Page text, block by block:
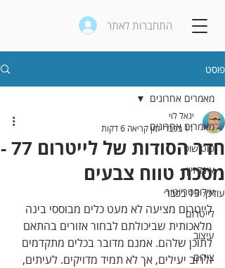
התחברות לאתר
פוסט
מאמרים אחרונים
פוטושופ
אינדיזיין
אילוסטרייטור
לייטרום
עיצוב
צילום
מאמרים אחרונים
חדר הסודות של לייטרום 77 -
מסכת טווח צבעים
יגאל לוי
11 בפבר׳
זמן קריאה 6 דקות
עודכן:13 בפבר׳
לייטרום מציעה לא מעט כלים מבוססי בינה
מלאכותית שביכולתם לבחור אזורים בהתאם
לתוכן שלהם. אמנם מדובר בכלים מתקדמים
ולרוב יעילים, אך לא תמיד מדויקים. לעיתים,